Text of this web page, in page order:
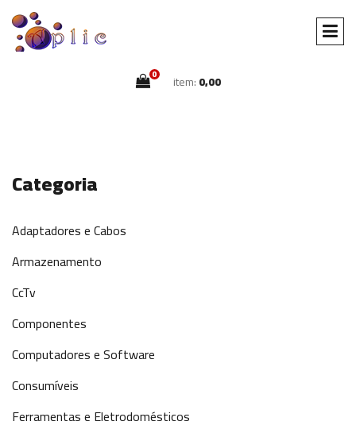
0 item:0,00
Categoria
Adaptadores e Cabos
Armazenamento
CcTv
Componentes
Computadores e Software
Consumíveis
Ferramentas e Eletrodomésticos